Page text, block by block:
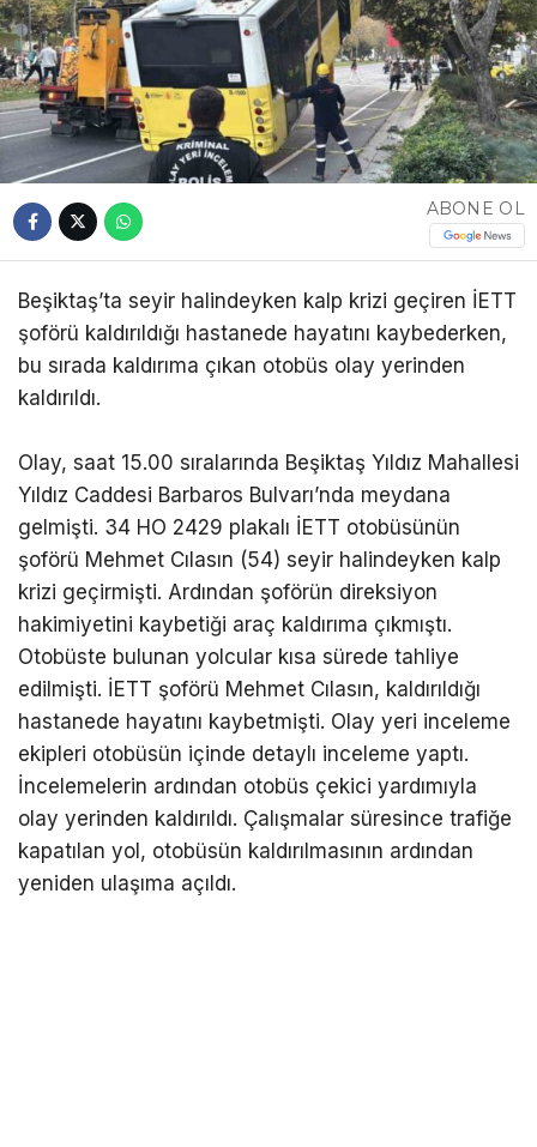
ABONE OL
Beşiktaş’ta seyir halindeyken kalp krizi geçiren İETT
şoförü kaldırıldığı hastanede hayatını kaybederken,
bu sırada kaldırıma çıkan otobüs olay yerinden
kaldırıldı.
Olay, saat 15.00 sıralarında Beşiktaş Yıldız Mahallesi
Yıldız Caddesi Barbaros Bulvarı’nda meydana
gelmişti. 34 HO 2429 plakalı İETT otobüsünün
şoförü Mehmet Cılasın (54) seyir halindeyken kalp
krizi geçirmişti. Ardından şoförün direksiyon
hakimiyetini kaybetiği araç kaldırıma çıkmıştı.
Otobüste bulunan yolcular kısa sürede tahliye
edilmişti. İETT şoförü Mehmet Cılasın, kaldırıldığı
hastanede hayatını kaybetmişti. Olay yeri inceleme
ekipleri otobüsün içinde detaylı inceleme yaptı.
İncelemelerin ardından otobüs çekici yardımıyla
olay yerinden kaldırıldı. Çalışmalar süresince trafiğe
kapatılan yol, otobüsün kaldırılmasının ardından
yeniden ulaşıma açıldı.